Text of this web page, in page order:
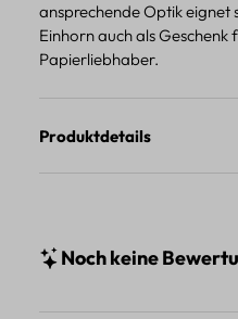
ansprechende Optik eignet
Einhorn auch als Geschenk
Papierliebhaber.
Produktdetails
Noch keine